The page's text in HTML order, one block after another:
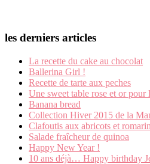
les derniers articles
La recette du cake au chocolat
Ballerina Girl !
Recette de tarte aux peches
Une sweet table rose et or pour
Banana bread
Collection Hiver 2015 de la
Clafoutis aux abricots et romarin
Salade fraîcheur de quinoa
Happy New Year !
10 ans déjà… Happy birthday